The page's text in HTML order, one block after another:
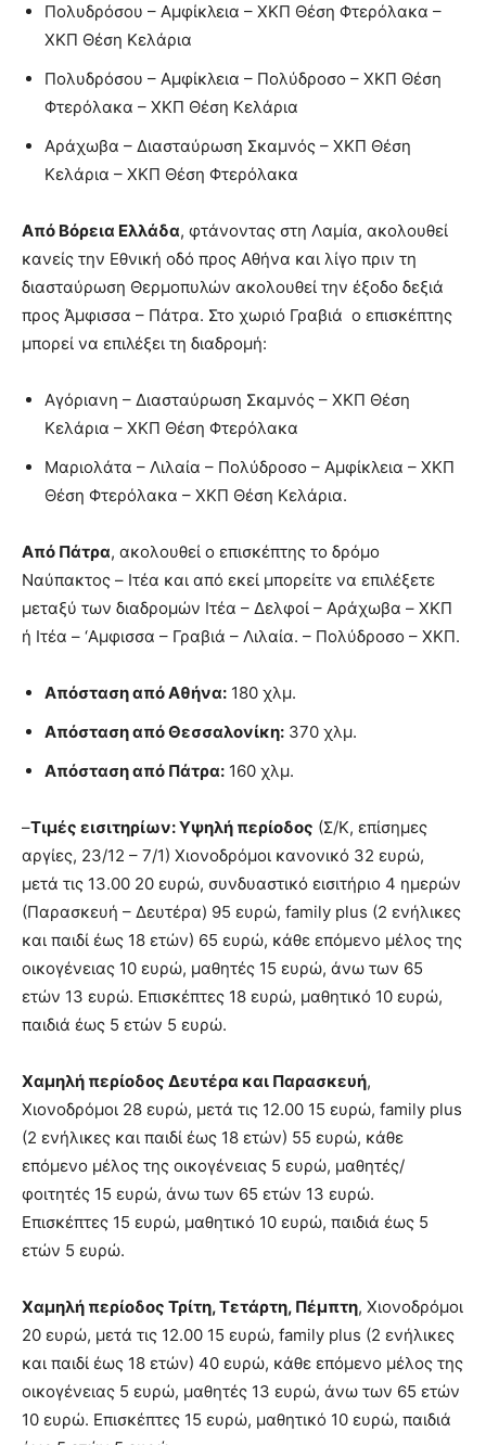
Πολυδρόσου – Αμφίκλεια – ΧΚΠ Θέση Φτερόλακα –
ΧΚΠ Θέση Κελάρια
Πολυδρόσου – Αμφίκλεια – Πολύδροσο – ΧΚΠ Θέση
Φτερόλακα – ΧΚΠ Θέση Κελάρια
Αράχωβα – Διασταύρωση Σκαμνός – ΧΚΠ Θέση
Κελάρια – ΧΚΠ Θέση Φτερόλακα
Από Βόρεια Ελλάδα, φτάνοντας στη Λαμία, ακολουθεί
κανείς την Εθνική οδό προς Αθήνα και λίγο πριν τη
διασταύρωση Θερμοπυλών ακολουθεί την έξοδο δεξιά
προς Άμφισσα – Πάτρα. Στο χωριό Γραβιά ο επισκέπτης
μπορεί να επιλέξει τη διαδρομή:
Aγόριανη – Διασταύρωση Σκαμνός – ΧΚΠ Θέση
Κελάρια – ΧΚΠ Θέση Φτερόλακα
Μαριολάτα – Λιλαία – Πολύδροσο – Αμφίκλεια – ΧΚΠ
Θέση Φτερόλακα – ΧΚΠ Θέση Κελάρια.
Από Πάτρα, ακολουθεί ο επισκέπτης το δρόμο
Ναύπακτος – Ιτέα και από εκεί μπορείτε να επιλέξετε
μεταξύ των διαδρομών Ιτέα – Δελφοί – Αράχωβα – XKΠ
ή Ιτέα – ‘Aμφισσα – Γραβιά – Λιλαία. – Πολύδροσο – ΧΚΠ.
Απόσταση από Αθήνα: 180 χλμ.
Απόσταση από Θεσσαλονίκη: 370 χλμ.
Απόσταση από Πάτρα: 160 χλμ.
–Τιμές εισιτηρίων: Υψηλή περίοδος (Σ/Κ, επίσημες
αργίες, 23/12 – 7/1) Χιονοδρόμοι κανονικό 32 ευρώ,
μετά τις 13.00 20 ευρώ, συνδυαστικό εισιτήριο 4 ημερών
(Παρασκευή – Δευτέρα) 95 ευρώ, family plus (2 ενήλικες
και παιδί έως 18 ετών) 65 ευρώ, κάθε επόμενο μέλος της
οικογένειας 10 ευρώ, μαθητές 15 ευρώ, άνω των 65
ετών 13 ευρώ. Επισκέπτες 18 ευρώ, μαθητικό 10 ευρώ,
παιδιά έως 5 ετών 5 ευρώ.
Χαμηλή περίοδος Δευτέρα και Παρασκευή,
Χιονοδρόμοι 28 ευρώ, μετά τις 12.00 15 ευρώ, family plus
(2 ενήλικες και παιδί έως 18 ετών) 55 ευρώ, κάθε
επόμενο μέλος της οικογένειας 5 ευρώ, μαθητές/
φοιτητές 15 ευρώ, άνω των 65 ετών 13 ευρώ.
Επισκέπτες 15 ευρώ, μαθητικό 10 ευρώ, παιδιά έως 5
ετών 5 ευρώ.
Χαμηλή περίοδος Τρίτη, Τετάρτη, Πέμπτη, Χιονοδρόμοι
20 ευρώ, μετά τις 12.00 15 ευρώ, family plus (2 ενήλικες
και παιδί έως 18 ετών) 40 ευρώ, κάθε επόμενο μέλος της
οικογένειας 5 ευρώ, μαθητές 13 ευρώ, άνω των 65 ετών
10 ευρώ. Επισκέπτες 15 ευρώ, μαθητικό 10 ευρώ, παιδιά